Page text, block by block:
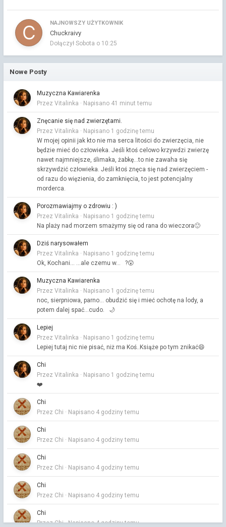
NAJNOWSZY UŻYTKOWNIK
Chuckraivy
Dołączył Sobota o 10:25
Nowe Posty
Muzyczna Kawiarenka
Przez Vitalinka · Napisano 41 minut temu
Znęcanie się nad zwierzętami.
Przez Vitalinka · Napisano 1 godzinę temu
W mojej opinii jak kto nie ma serca litości do zwierzęcia, nie
będzie mieć do człowieka. Jeśli ktoś celowo krzywdzi zwierzę
nawet najmniejsze, ślimaka, żabkę...to nie zawaha się
skrzywdzić człowieka. Jeśli ktoś znęca się nad zwierzęciem -
od razu do więzienia, do zamknięcia, to jest potencjalny
morderca.
Porozmawiajmy o zdrowiu : )
Przez Vitalinka · Napisano 1 godzinę temu
Na plaży nad morzem smażymy się od rana do wieczora🙂
Dziś narysowałem
Przez Vitalinka · Napisano 1 godzinę temu
Ok, Kochani... ...ale czemu w... ?😲
Muzyczna Kawiarenka
Przez Vitalinka · Napisano 1 godzinę temu
noc, sierpniowa, parno... obudzić się i mieć ochotę na lody, a
potem dalej spać...cudo. 🌙
Lepiej
Przez Vitalinka · Napisano 1 godzinę temu
Lepiej tutaj nic nie pisać, niż ma Koś..Książe po tym znikać😄
Chi
Przez Vitalinka · Napisano 1 godzinę temu
❤️
Chi
Przez Chi · Napisano 4 godziny temu
Chi
Przez Chi · Napisano 4 godziny temu
Chi
Przez Chi · Napisano 4 godziny temu
Chi
Przez Chi · Napisano 4 godziny temu
Chi
Przez Chi ·Napisano4 godziny temu